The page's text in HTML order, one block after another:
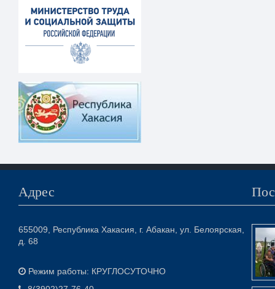
Адрес
655009, Республика Хакасия, г. Абакан, ул. Белоярская,
д. 68
Режим работы: КРУГЛОСУТОЧНО